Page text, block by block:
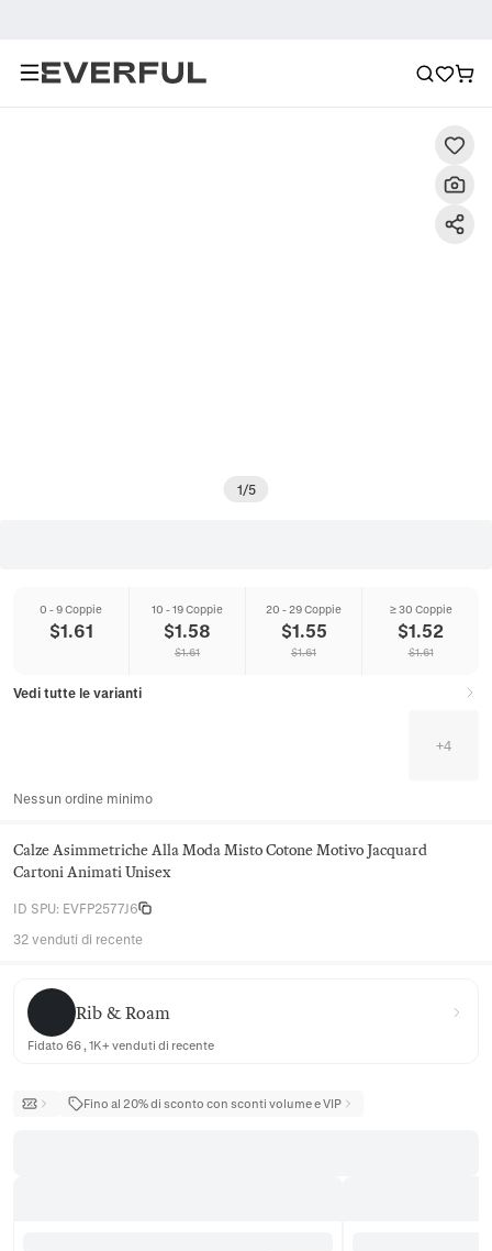
1/5
0 - 9 Coppie
$1.61
10 - 19 Coppie
$1.58
$1.61
20 - 29 Coppie
$1.55
$1.61
≥ 30 Coppie
$1.52
$1.61
Vedi tutte le varianti
+4
Nessun ordine minimo
Calze Asimmetriche Alla Moda Misto Cotone Motivo Jacquard
Cartoni Animati Unisex
ID SPU: EVFP2577J6
32 venduti di recente
Rib & Roam
Rib & Roam
Fidato 66 , 1K+ venduti di recente
Fino al 20% di sconto con sconti volume e VIP